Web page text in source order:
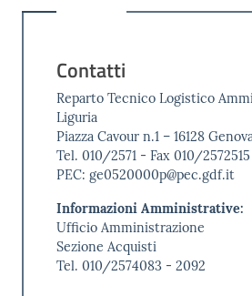
Contatti
Reparto Tecnico Logistico
Liguria
Piazza Cavour n.1 – 16128 Genova
Tel. 010/2571 - Fax 010/2572515
PEC: ge0520000p@pec.gdf.it
Informazioni Amministrative:
Ufficio Amministrazione
Sezione Acquisti
Tel. 010/2574083 - 2092